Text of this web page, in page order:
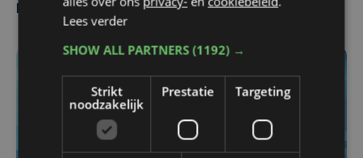
Pieters Brugge
Lees verder
SHOW ALL PARTNERS(1192) →
Strikt
noodzakelijk
Prestatie Targeting